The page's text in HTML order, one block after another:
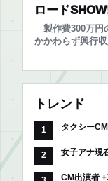
ロード
製作費300万円
かかわらず興行
トレンド
タクシー
女子アナ現
CM出演者